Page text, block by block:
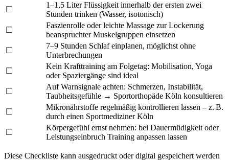
☐
1–1,5 Liter Flüssigkeit innerhalb der ersten zwei
Stunden trinken (Wasser, isotonisch)
☐
Faszienrolle oder leichte Massage zur Lockerung
beanspruchter Muskelgruppen einsetzen
☐
7–9 Stunden Schlaf einplanen, möglichst ohne
Unterbrechungen
☐
Kein Krafttraining am Folgetag: Mobilisation, Yoga
oder Spaziergänge sind ideal
☐
Auf Warnsignale achten: Schmerzen, Instabilität,
Taubheitsgefühle → Sportorthopäde Köln konsultieren
☐
Mikronährstoffe regelmäßig kontrollieren lassen – z. B.
durch einen Sportmediziner Köln
☐
Körpergefühl ernst nehmen: bei Dauermüdigkeit oder
Leistungseinbruch Training anpassen lassen
Diese Checkliste kann ausgedruckt oder digital gespeichert werden